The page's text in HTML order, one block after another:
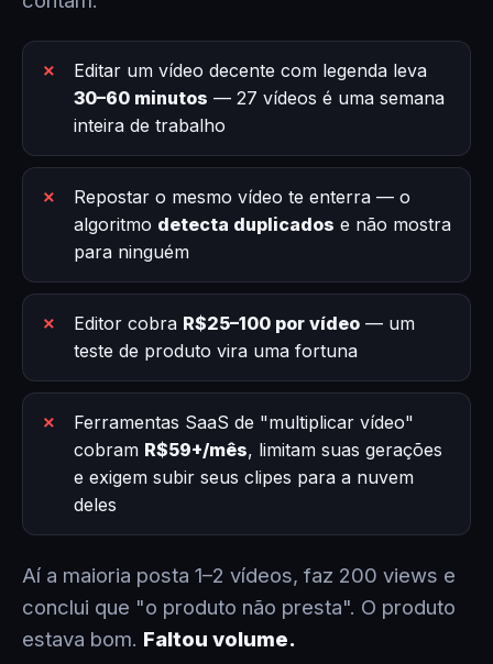
Editar um vídeo decente com legenda leva
30–60 minutos — 27 vídeos é uma semana
inteira de trabalho
Repostar o mesmo vídeo te enterra — o
algoritmo detecta duplicados e não mostra
para ninguém
Editor cobra R$25–100 por vídeo — um
teste de produto vira uma fortuna
Ferramentas SaaS de "multiplicar vídeo"
cobram R$59+/mês, limitam suas gerações
e exigem subir seus clipes para a nuvem
deles
Aí a maioria posta 1–2 vídeos, faz 200 views e
conclui que "o produto não presta". O produto
estava bom. Faltou volume.